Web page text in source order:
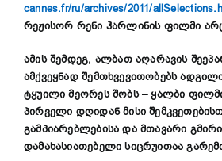
cannes.fr/ru/archives/2011/
რეჟისორ რენი ჰარლინის ფილმი არც
ამის შემდეგ, ალბათ აღარავის
ამქვეყნად შემთხვევითობებს
ტყუილი მეორეს შობს – ყალბი
პირველი დღიდან მისი
გამპიარებლებისა და მთავარი
დამახასიათებელი სიცრუითაა